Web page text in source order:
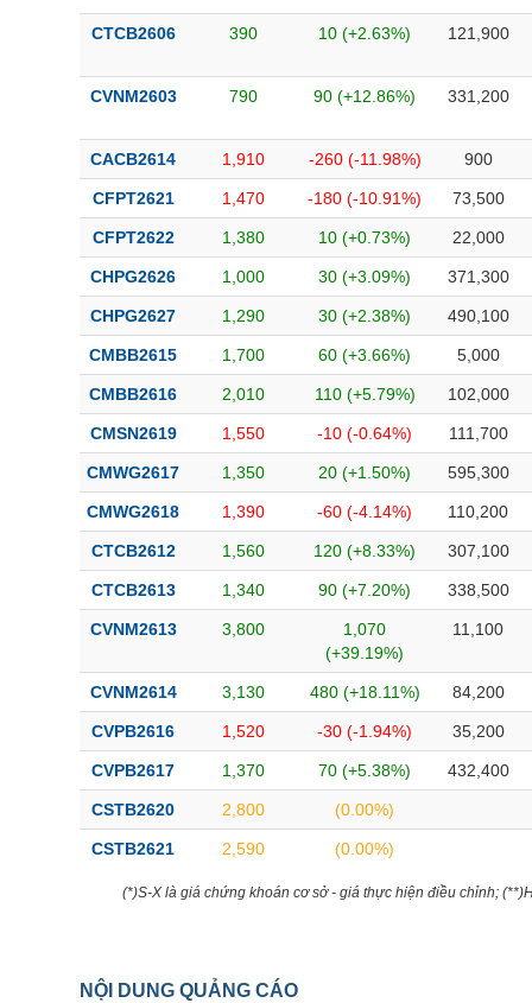
CTCB2606 390 10 (+2.63%) 121,900
CVNM2603 790 90 (+12.86%) 331,200
CACB2614 1,910 -260 (-11.98%) 900
CFPT2621 1,470 -180 (-10.91%) 73,500
CFPT2622 1,380 10 (+0.73%) 22,000
CHPG2626 1,000 30 (+3.09%) 371,300
CHPG2627 1,290 30 (+2.38%) 490,100
CMBB2615 1,700 60 (+3.66%) 5,000
CMBB2616 2,010 110 (+5.79%) 102,000
CMSN2619 1,550 -10 (-0.64%) 111,700
CMWG2617 1,350 20 (+1.50%) 595,300
CMWG2618 1,390 -60 (-4.14%) 110,200
CTCB2612 1,560 120 (+8.33%) 307,100
CTCB2613 1,340 90 (+7.20%) 338,500
CVNM2613 3,800
1,070
(+39.19%)
11,100
CVNM2614 3,130 480 (+18.11%) 84,200
CVPB2616 1,520 -30 (-1.94%) 35,200
CVPB2617 1,370 70 (+5.38%) 432,400
CSTB2620 2,800 (0.00%)
CSTB2621 2,590 (0.00%)
(*)S-X là giá chứng khoán cơ sở - giá thực hiện điều chỉnh;